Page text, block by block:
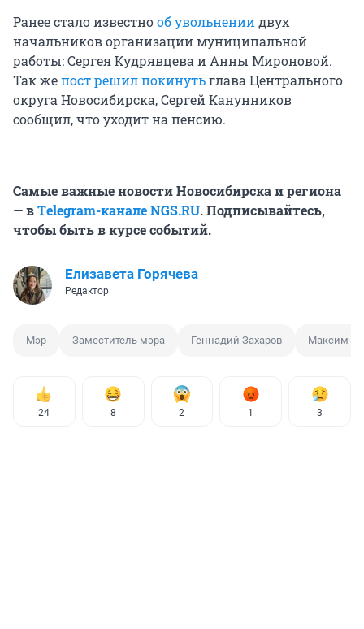
Ранее стало известнооб увольнениидвух
начальников организации муниципальной
работы: Сергея Кудрявцева и Анны Мироновой.
Так жепост решил покинутьглава Центрального
округа Новосибирска, Сергей Канунников
сообщил, что уходит на пенсию.
Самые важные новости Новосибирска и региона
— вТelegram-канале NGS.RU. Подписывайтесь,
чтобы быть в курсе событий.
Елизавета Горячева
Редактор
Мэр Заместитель мэра Геннадий Захаров Максим
24 8 2 1 3